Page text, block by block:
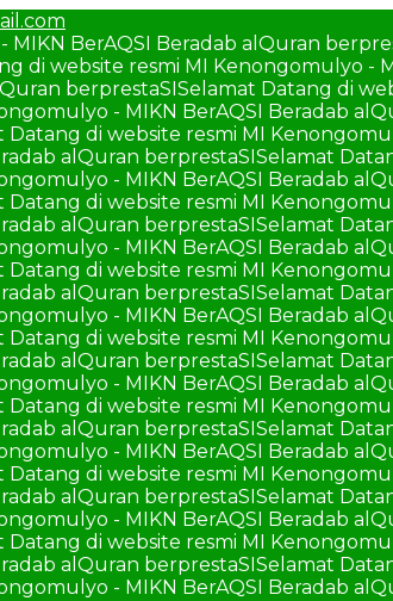
BerAQSI Beradab alQuran
di website resmi MI Kenongomulyo -
berprestaSISelamat Datang di
- MIKN BerAQSI Beradab
Datang di website resmi MI
alQuran berprestaSISelamat
- MIKN BerAQSI Beradab
Datang di website resmi MI
alQuran berprestaSISelamat
- MIKN BerAQSI Beradab
Datang di website resmi MI
alQuran berprestaSISelamat
- MIKN BerAQSI Beradab
Datang di website resmi MI
alQuran berprestaSISelamat
- MIKN BerAQSI Beradab
Datang di website resmi MI
alQuran berprestaSISelamat
- MIKN BerAQSI Beradab
Datang di website resmi MI
alQuran berprestaSISelamat
- MIKN BerAQSI Beradab
Datang di website resmi MI
alQuran berprestaSISelamat
- MIKN BerAQSI Beradab